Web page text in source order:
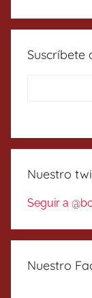
Suscríbete
Nuestro
Seguir a
Nuestro